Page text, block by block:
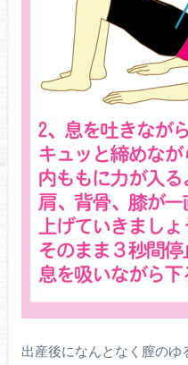
出産後になんとなく膣のゆ